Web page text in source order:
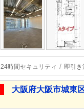
24時間セキュリティ 即引
大阪府大阪市城東